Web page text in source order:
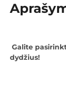
Galite
dydžius!